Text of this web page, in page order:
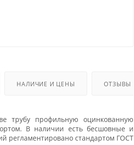
НАЛИЧИЕ И ЦЕНЫ ОТЗЫВЫ
трубу профильную оцинкованную
В наличии есть бесшовные и
регламентировано стандартом ГОСТ